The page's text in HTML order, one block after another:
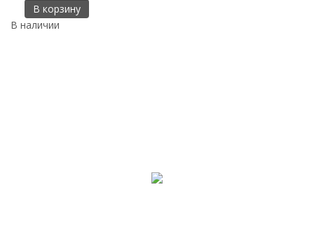
В корзину
В наличии